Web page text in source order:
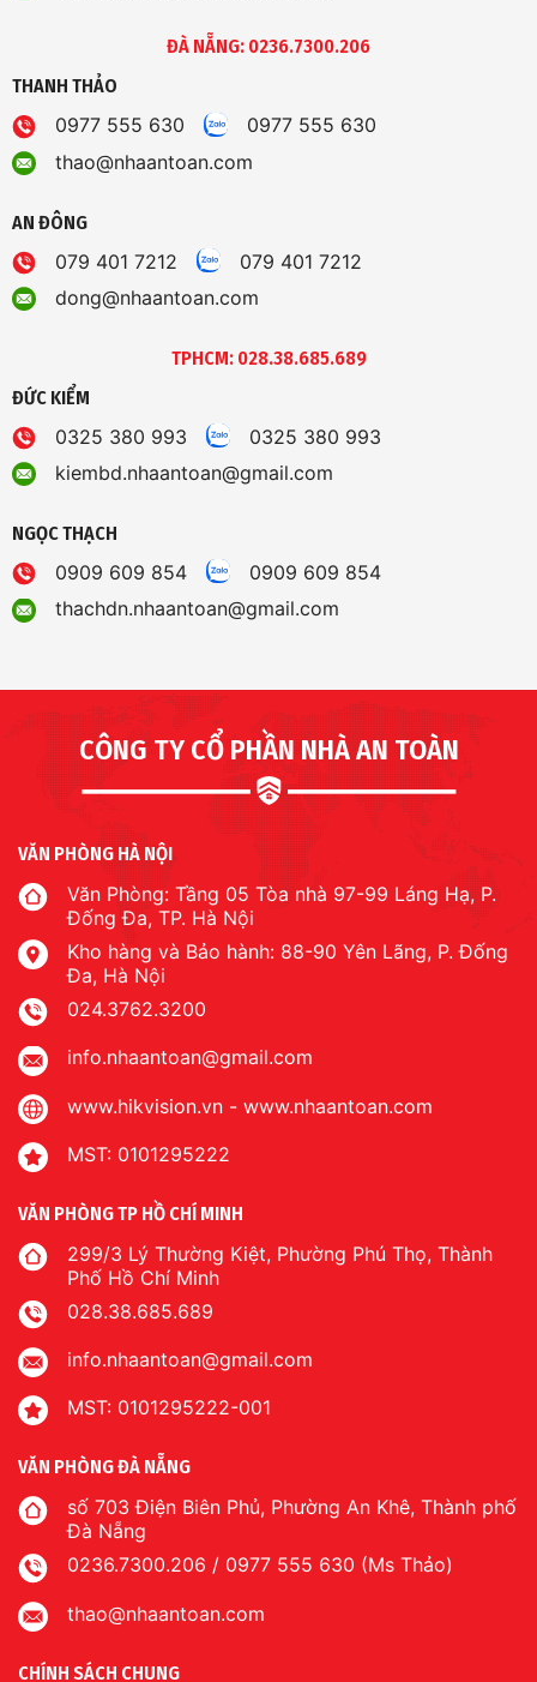
ĐÀ NẴNG: 0236.7300.206
THANH THẢO
0977 555 630
0977 555 630
thao@nhaantoan.com
AN ĐÔNG
079 401 7212
079 401 7212
dong@nhaantoan.com
TPHCM: 028.38.685.689
ĐỨC KIỂM
0325 380 993
0325 380 993
kiembd.nhaantoan@gmail.com
NGỌC THẠCH
0909 609 854
0909 609 854
thachdn.nhaantoan@gmail.com
CÔNG TY CỔ PHẦN NHÀ AN TOÀN
VĂN PHÒNG HÀ NỘI
Văn Phòng: Tầng 05 Tòa nhà 97-99 Láng Hạ, P.
Đống Đa, TP. Hà Nội
Kho hàng và Bảo hành: 88-90 Yên Lãng, P. Đống
Đa, Hà Nội
024.3762.3200
info.nhaantoan@gmail.com
www.hikvision.vn - www.nhaantoan.com
MST: 0101295222
VĂN PHÒNG TP HỒ CHÍ MINH
299/3 Lý Thường Kiệt, Phường Phú Thọ, Thành
Phố Hồ Chí Minh
028.38.685.689
info.nhaantoan@gmail.com
MST: 0101295222-001
VĂN PHÒNG ĐÀ NẴNG
số 703 Điện Biên Phủ, Phường An Khê, Thành phố
Đà Nẵng
0236.7300.206 / 0977 555 630 (Ms Thảo)
thao@nhaantoan.com
CHÍNH SÁCH CHUNG